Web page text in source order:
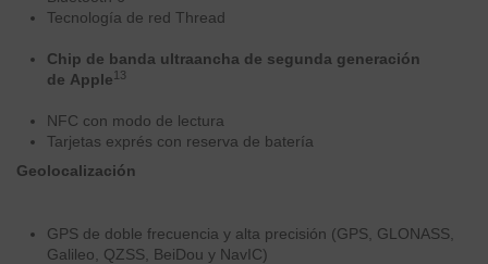
Tecnología de red Thread
Chip de banda ultraancha de segunda generación
de Apple13
NFC con modo de lectura
Tarjetas exprés con reserva de batería
Geolocalización
GPS de doble frecuencia y alta precisión (GPS, GLONASS,
Galileo, QZSS, BeiDou y NavIC)